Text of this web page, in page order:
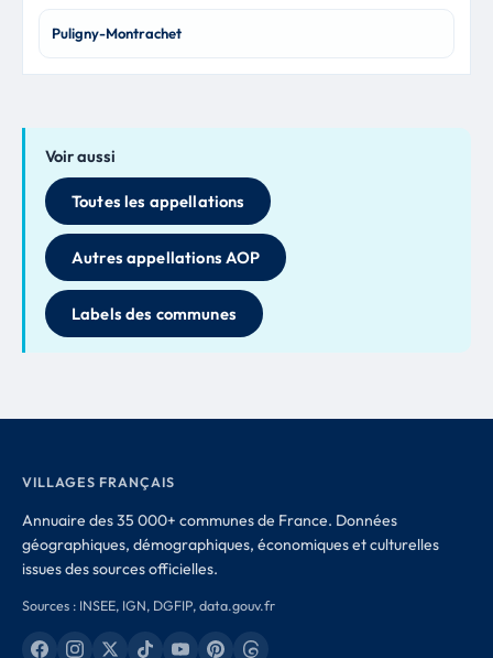
Puligny-Montrachet
Voir aussi
Toutes les appellations
Autres appellations AOP
Labels des communes
VILLAGES FRANÇAIS
Annuaire des 35 000+ communes de France. Données
géographiques, démographiques, économiques et culturelles
issues des sources officielles.
Sources : INSEE, IGN, DGFIP, data.gouv.fr